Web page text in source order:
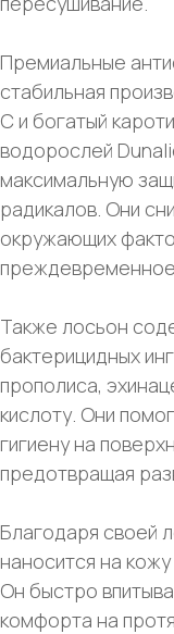
Премиальные
стабильная
С и богатый
водорослей
максимальную
радикалов. Они
окружающих
Также лосьон
бактерицидных
прополиса,
кислоту. Они
гигиену на
предотвращая
Благодаря своей
наносится на
Он быстро
комфорта на